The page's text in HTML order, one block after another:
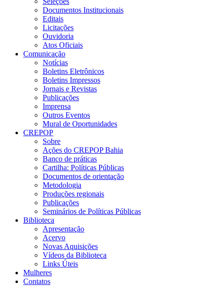
Documentos Institucionais
Editais
Licitações
Ouvidoria
Atos Oficiais
Comunicação
Notícias
Boletins Eletrônicos
Boletins Impressos
Jornais e Revistas
Publicações
Imprensa
Outros Eventos
Mural de Oportunidades
CREPOP
Sobre
Ações do CREPOP Bahia
Banco de práticas
Cartilha: Políticas Públicas
Documentos de orientação
Metodologia
Produções regionais
Publicações
Seminários de Políticas Públicas
Biblioteca
Apresentação
Acervo
Novas Aquisições
Vídeos da Biblioteca
Links Úteis
Mulheres
Contatos